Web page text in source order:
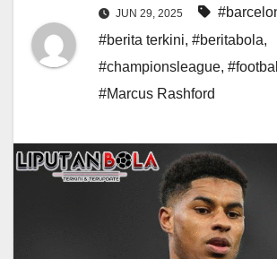
JUN 29, 2025
#berita terkini, #beritabola,
#championsleague, #football
#Marcus Rashford